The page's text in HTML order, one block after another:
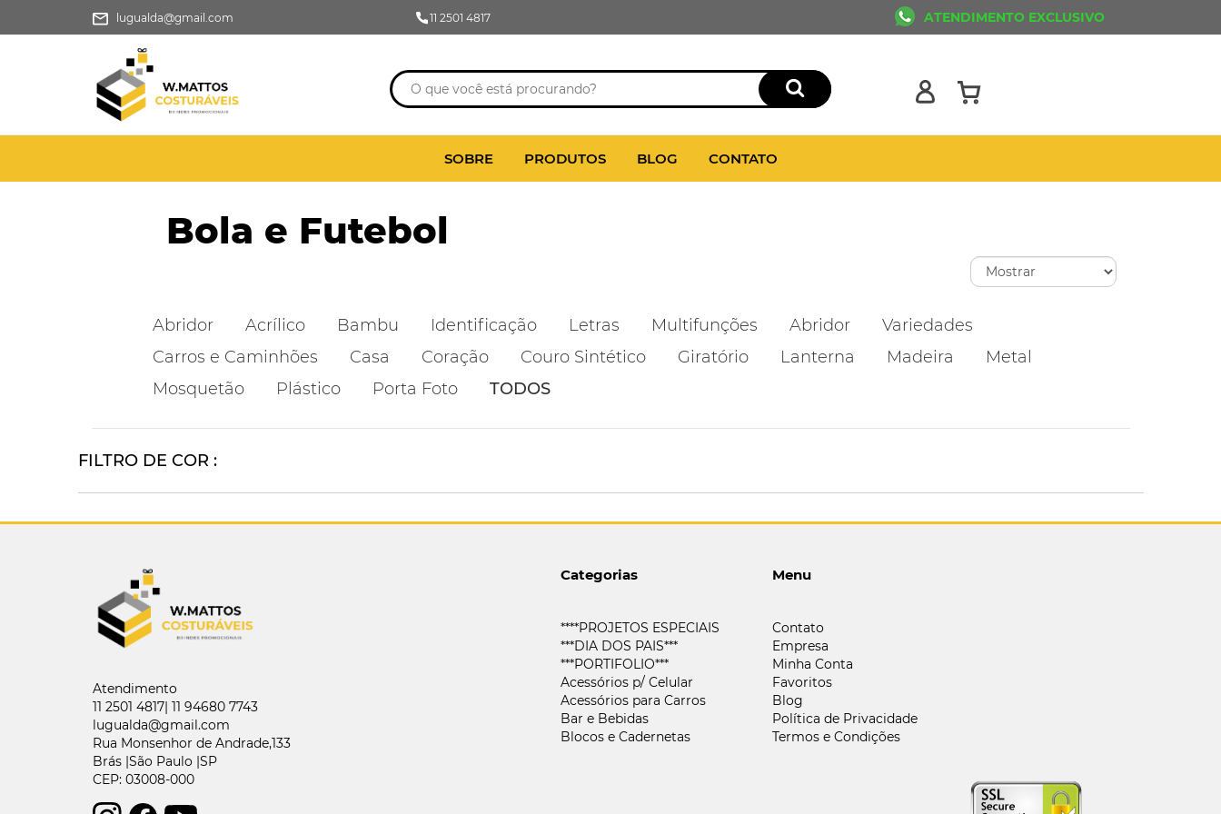
lugualda@gmail.com 11 2501 4817 ATENDIMENTO EXCLUSIVO
SOBRE PRODUTOS BLOG CONTATO
Bola e Futebol
Abridor Acrílico Bambu Identificação Letras Multifunções Abridor
Variedades
Carros e Caminhões
Casa Coração Couro Sintético Giratório Lanterna Madeira
Metal
Mosquetão
Plástico Porta Foto TODOS
FILTRO DE COR :
Atendimento
11 2501 4817| 11 94680 7743
lugualda@gmail.com
Rua Monsenhor de Andrade,133
Brás |São Paulo |SP
CEP: 03008-000
Categorias
****PROJETOS ESPECIAIS
***DIA DOS PAIS***
***PORTIFOLIO***
Acessórios p/ Celular
Acessórios para Carros
Bar e Bebidas
Blocos e Cadernetas
Menu
Contato
Empresa
Minha Conta
Favoritos
Blog
Política de Privacidade
Termos e Condições